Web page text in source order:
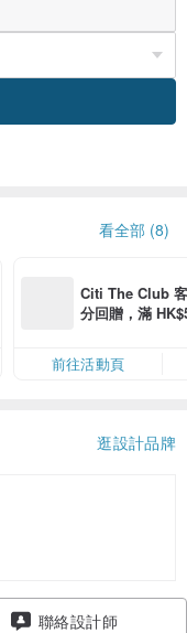
看全部 (8)
Citi The Club
分回贈，滿
前往活動頁
逛設計品牌
聯絡設計師